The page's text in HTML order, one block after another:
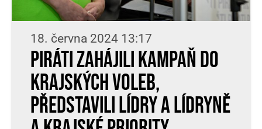
18. června 2024 13:17
Piráti zahájili kampaň do
krajských voleb,
představili lídry a lídryně